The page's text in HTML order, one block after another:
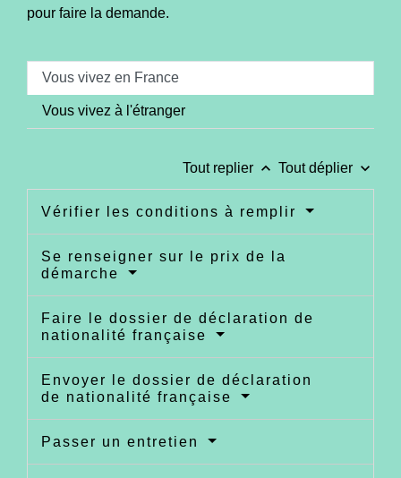
pour faire la demande.
Vous vivez en France
Vous vivez à l'étranger
Tout replier keyboard_arrow_up Tout déplier keyboard_arrow_down
Vérifier les conditions à remplir
Se renseigner sur le prix de la
démarche
Faire le dossier de déclaration de
nationalité française
Envoyer le dossier de déclaration
de nationalité française
Passer un entretien